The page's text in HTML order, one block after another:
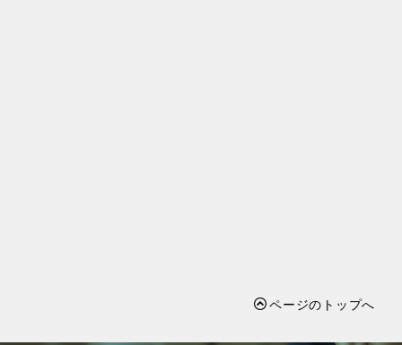
ページのトップへ